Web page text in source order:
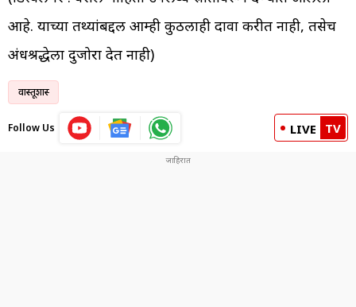
आहे. याच्या तथ्यांबद्दल आम्ही कुठलाही दावा करीत नाही, तसेच
अंधश्रद्धेला दुजोरा देत नाही)
वास्तूशास्त्र
Follow Us LIVE TV